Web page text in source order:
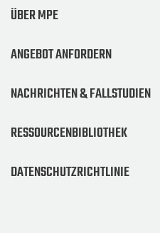
ÜBER MPE
ANGEBOT ANFORDERN
NACHRICHTEN & FALLSTUDIEN
RESSOURCENBIBLIOTHEK
DATENSCHUTZRICHTLINIE